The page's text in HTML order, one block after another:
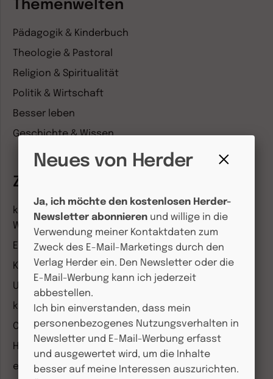
Themenwelten
Pädagogik & Kinderbuch
Theologie & Pastoral
Religion & Spiritualität
Politik & Wirtschaft
Besser leben
Geschichte & Wissen
Zeitschriften
kindergarten heute Fachmagazin, Leitungsheft &
Wenn Eltern Rat suchen
Entdeckungskiste
Kleinstkinder in Kita und Tagespflege
Unser Ganztag
kizz Elternwelt
CHRIST IN DER GEGENWART
Herder Korrespondenz
einfach leben
Neues von Herder
Ja, ich möchte den kostenlosen Herder-
Newsletter abonnieren und willige in die
Verwendung meiner Kontaktdaten zum
Zweck des E-Mail-Marketings durch den
Verlag Herder ein. Den Newsletter oder die
E-Mail-Werbung kann ich jederzeit
abbestellen.
Ich bin einverstanden, dass mein
personenbezogenes Nutzungsverhalten in
Newsletter und E-Mail-Werbung erfasst
und ausgewertet wird, um die Inhalte
besser auf meine Interessen auszurichten.